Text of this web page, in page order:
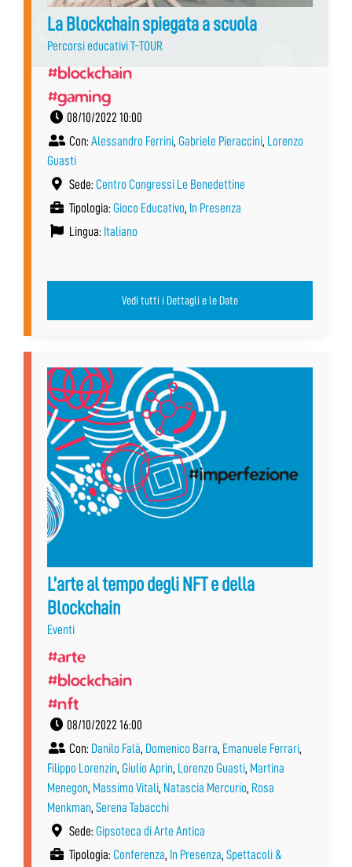
La Blockchain spiegata a scuola
Percorsi educativi T-TOUR
#blockchain
#gaming
08/10/2022 10:00
Con: Alessandro Ferrini, Gabriele Pieraccini, Lorenzo
Guasti
Sede: Centro Congressi Le Benedettine
Tipologia: Gioco Educativo, In Presenza
Lingua: Italiano
Vedi tutti i Dettagli e le Date
L’arte al tempo degli NFT e della
Blockchain
Eventi
#arte
#blockchain
#nft
08/10/2022 16:00
Con: Danilo Falà, Domenico Barra, Emanuele Ferrari,
Filippo Lorenzin, Giulio Aprin, Lorenzo Guasti, Martina
Menegon, Massimo Vitali, Natascia Mercurio, Rosa
Menkman, Serena Tabacchi
Sede: Gipsoteca di Arte Antica
Tipologia: Conferenza, In Presenza, Spettacoli &